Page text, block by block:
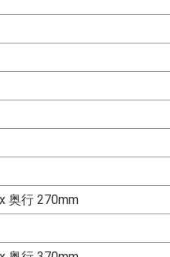
奥行 270mm